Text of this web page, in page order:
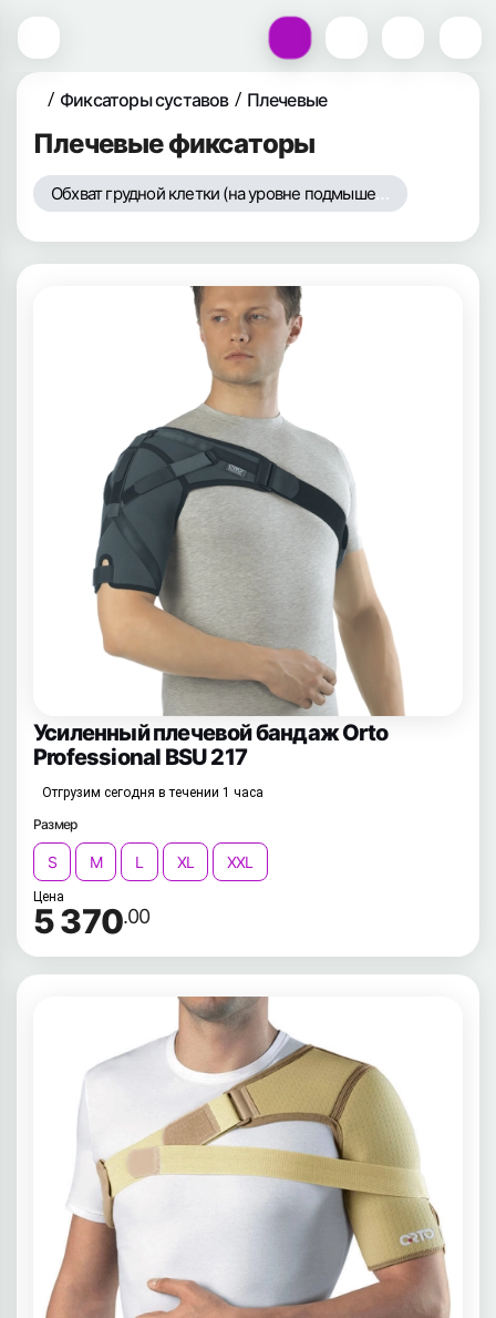
Фиксаторы суставов Плечевые
Плечевые фиксаторы
Обхват грудной клетки (на уровне подмышек), см - 84-89
Усиленный плечевой бандаж Orto
Professional BSU 217
Отгрузим сегодня в течении 1 часа
Размер
S M L XL XXL
Цена
5 370.00